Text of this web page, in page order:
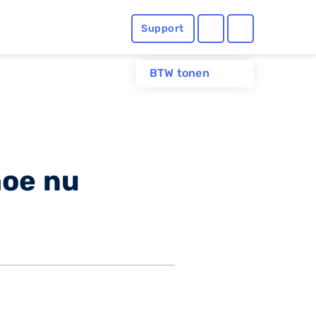
Support
BTW tonen
nu